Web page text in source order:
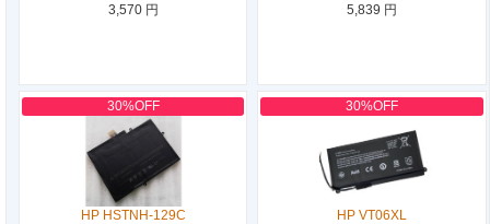
3,570 円
5,839 円
30%OFF
HP HSTNH-129C
30%OFF
HP VT06XL